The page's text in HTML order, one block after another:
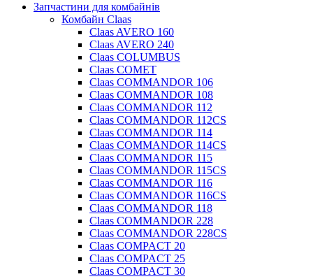
Запчастини для комбайнів
Комбайн Claas
Claas AVERO 160
Claas AVERO 240
Claas COLUMBUS
Claas COMET
Claas COMMANDOR 106
Claas COMMANDOR 108
Claas COMMANDOR 112
Claas COMMANDOR 112CS
Claas COMMANDOR 114
Claas COMMANDOR 114CS
Claas COMMANDOR 115
Claas COMMANDOR 115CS
Claas COMMANDOR 116
Claas COMMANDOR 116CS
Claas COMMANDOR 118
Claas COMMANDOR 228
Claas COMMANDOR 228CS
Claas COMPACT 20
Claas COMPACT 25
Claas COMPACT 30